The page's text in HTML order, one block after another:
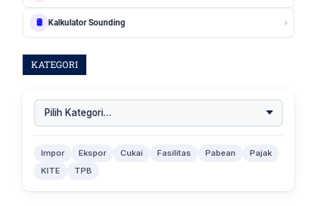
🛢️ Kalkulator Sounding ›
KATEGORI
Impor Ekspor Cukai Fasilitas Pabean
Pajak
KITE
TPB